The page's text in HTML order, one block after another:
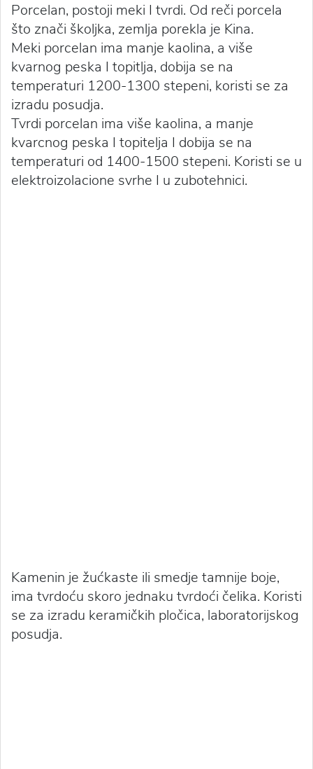
Porcelan, postoji meki I tvrdi. Od reči porcela
što znači školjka, zemlja porekla je Kina.
Meki porcelan ima manje kaolina, a više
kvarnog peska I topitlja, dobija se na
temperaturi 1200-1300 stepeni, koristi se za
izradu posudja.
Tvrdi porcelan ima više kaolina, a manje
kvarcnog peska I topitelja I dobija se na
temperaturi od 1400-1500 stepeni. Koristi se u
elektroizolacione svrhe I u zubotehnici.
Kamenin je žućkaste ili smedje tamnije boje,
ima tvrdoću skoro jednaku tvrdoći čelika. Koristi
se za izradu keramičkih pločica, laboratorijskog
posudja.